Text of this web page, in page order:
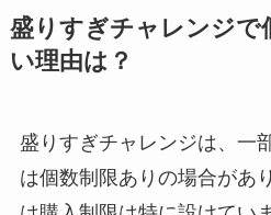
盛りすぎチャレンジで
い理由は？
盛りすぎチャレンジは、一
は個数制限ありの場合があ